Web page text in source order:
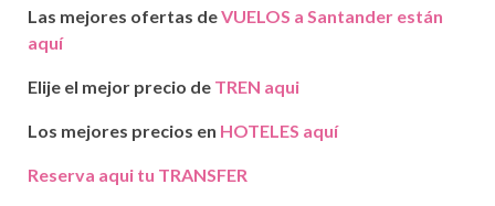
Las mejores ofertas deVUELOS a Santander están
aquí
Elije el mejor precio de TREN aqui
Los mejores precios en HOTELES aquí
Reserva aqui tu TRANSFER